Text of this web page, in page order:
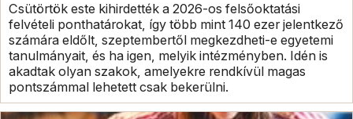
Csütörtök este kihirdették a 2026-os felsőoktatási
felvételi ponthatárokat, így több mint 140 ezer jelentkező
számára eldőlt, szeptembertől megkezdheti-e egyetemi
tanulmányait, és ha igen, melyik intézményben. Idén is
akadtak olyan szakok, amelyekre rendkívül magas
pontszámmal lehetett csak bekerülni.